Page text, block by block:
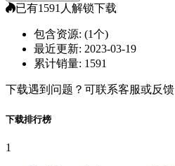
已有1591人解锁下载
包含资源: (1个)
最近更新: 2023-03-19
累计销量: 1591
下载遇到问题？可联系客服或反馈
下载排行榜
1